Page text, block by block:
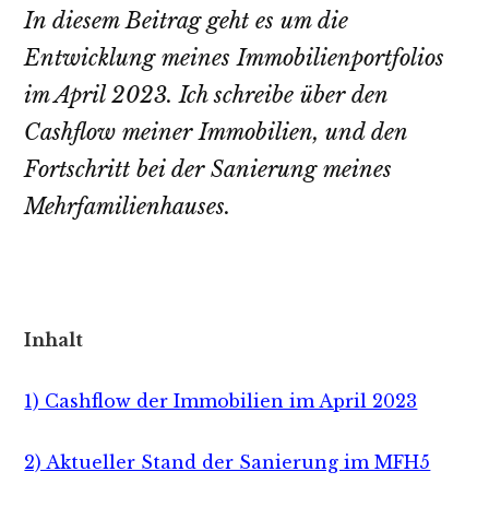
In diesem Beitrag geht es um die
Entwicklung meines Immobilienportfolios
im April 2023. Ich schreibe über den
Cashflow meiner Immobilien, und den
Fortschritt bei der Sanierung meines
Mehrfamilienhauses.
Inhalt
1) Cashflow der Immobilien im April 2023
2) Aktueller Stand der Sanierung im MFH5